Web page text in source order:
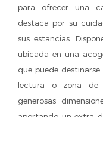
para ofrecer una
destaca por su
sus estancias.
ubicada en una
que puede
lectura o zona de
generosas
aportando un extra